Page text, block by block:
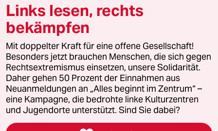
© 2026 taz Verlags und Vertriebs GmbH
Alle Rechte vorbehalten. Bei rechtlichen Fragen oder für Genehmigungen
wenden Sie sich bitte an
lizenzen@taz.de
Feedback Redaktionsstatut Kommune-Richtlinien
Leitlinie Informant Datenschutz Impressum AGB
Links lesen, rechts
bekämpfen
Mit doppelter Kraft für eine offene Gesellschaft!
Besonders jetzt brauchen Menschen, die sich gegen
Rechtsextremismus einsetzen, unsere Solidarität.
Daher gehen 50 Prozent der Einnahmen aus
Neuanmeldungen an „Alles beginnt im Zentrum“ –
eine Kampagne, die bedrohte linke Kulturzentren
und Jugendorte unterstützt. Sind Sie dabei?